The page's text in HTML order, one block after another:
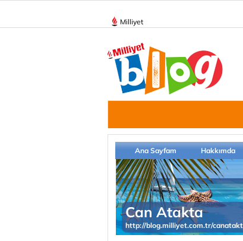
Milliyet
Ana Sayfam Hakkımda
Can Atakta
http://blog.milliyet.com.tr/